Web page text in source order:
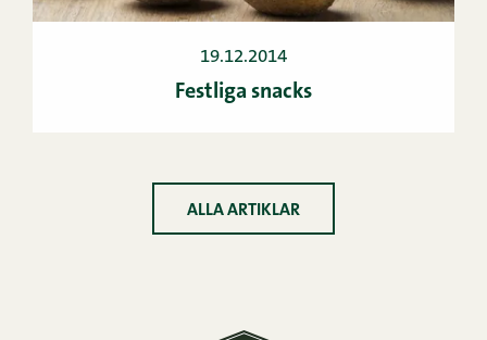
19.12.2014
Festliga snacks
ALLA ARTIKLAR